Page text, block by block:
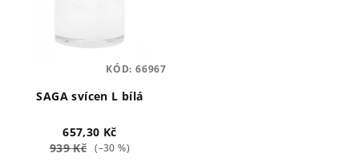
SAGA svícen L bílá
657,30 Kč
939 Kč (–30 %)
KÓD: 66967